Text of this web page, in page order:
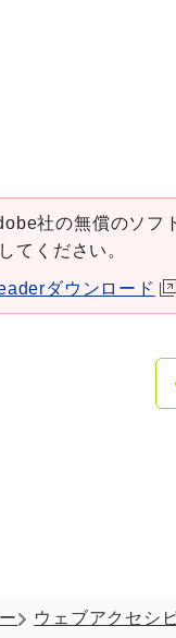
社の無償のソ
てください。
ダウンロード
ウェブアクセシ